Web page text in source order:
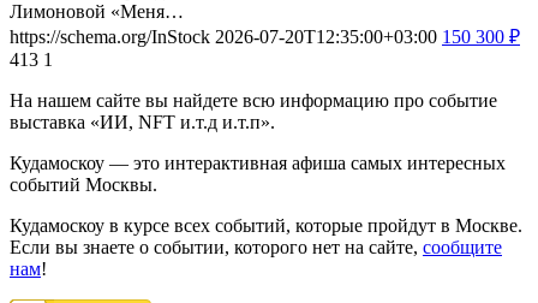
Лимоновой «Меня…
https://schema.org/InStock 2026-07-20T12:35:00+03:00 150 300 ₽
413 1
На нашем сайте вы найдете всю информацию про событие
выставка «ИИ, NFT и.т.д и.т.п».
Кудамоскоу — это интерактивная афиша самых интересных
событий Москвы.
Кудамоскоу в курсе всех событий, которые пройдут в Москве.
Если вы знаете о событии, которого нет на сайте, сообщите
нам!